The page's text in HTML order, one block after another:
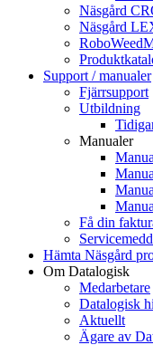
Näsgård
Näsgård
Support / manualer
Fjärrsupport
Utbildning
Manualer
Få din
Hämta Näsgård
Om Datalogisk
Medarbetare
Datalogisk
Aktuellt
Ägare av